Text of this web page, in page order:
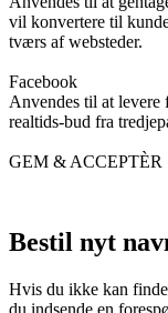
vil konvertere til
tværs af websteder.
Facebook
Anvendes til at levere
realtids-bud fra
GEM & ACCEPTÈR
Bestil nyt
Hvis du ikke kan
du indsende en